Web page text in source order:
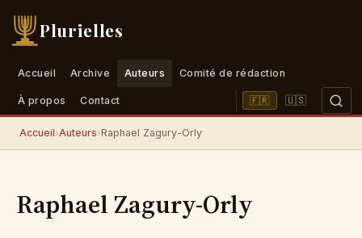
Plurielles
Accueil Archive Auteurs Comité de rédaction
À propos Contact 🇫🇷 🇺🇸
Accueil›Auteurs›Raphael Zagury-Orly
Raphael Zagury-Orly